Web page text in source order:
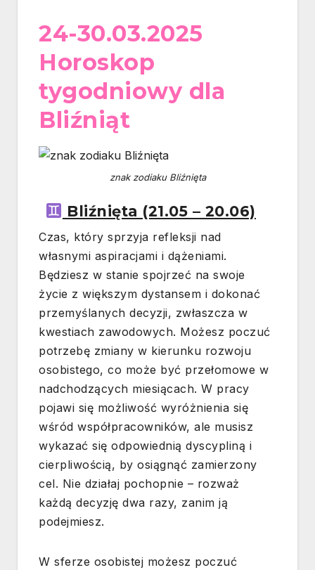
24-30.03.2025
Horoskop
tygodniowy dla
Bliźniąt
znak zodiaku Bliźnięta
Bliźnięta (21.05 – 20.06)
Czas, który sprzyja refleksji nad
własnymi aspiracjami i dążeniami.
Będziesz w stanie spojrzeć na swoje
życie z większym dystansem i dokonać
przemyślanych decyzji, zwłaszcza w
kwestiach zawodowych. Możesz poczuć
potrzebę zmiany w kierunku rozwoju
osobistego, co może być przełomowe w
nadchodzących miesiącach. W pracy
pojawi się możliwość wyróżnienia się
wśród współpracowników, ale musisz
wykazać się odpowiednią dyscypliną i
cierpliwością, by osiągnąć zamierzony
cel. Nie działaj pochopnie – rozważ
każdą decyzję dwa razy, zanim ją
podejmiesz.
W sferze osobistej możesz poczuć